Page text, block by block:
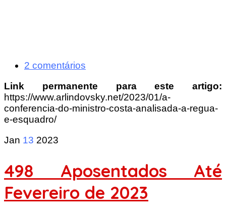
2 comentários
Link permanente para este artigo:
https://www.arlindovsky.net/2023/01/a-
conferencia-do-ministro-costa-analisada-a-regua-
e-esquadro/
Jan 13 2023
498 Aposentados Até
Fevereiro de 2023